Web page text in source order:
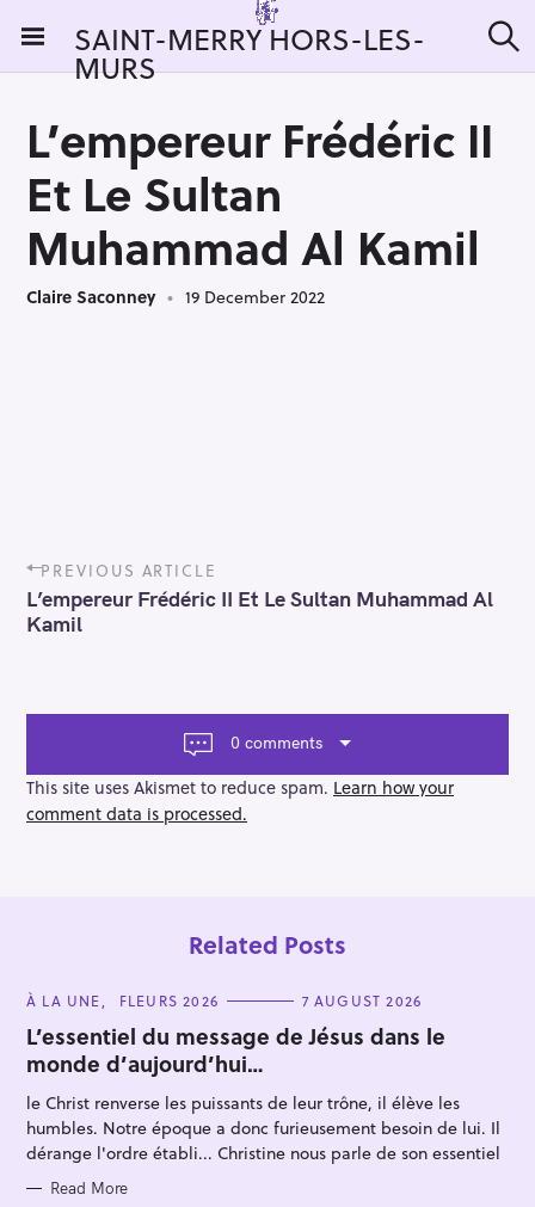
i
SAINT-MERRY HORS-LES-
MURS e
L’empereur Frédéric II
Et Le Sultan
Muhammad Al Kamil
Claire Saconney 19 December 2022
P
o
s
t
v
a
t
i
PREVIOUS ARTICLE
L’empereur Frédéric II Et Le Sultan Muhammad Al
Kamil
0 comments
This site uses Akismet to reduce spam. Learn how your
comment data is processed.
Related Posts
C
T
E
G
O
R
I
E
S
À LA UNE FLEURS 2026 7 AUGUST 2026
L’essentiel du message de Jésus dans le
monde d’aujourd’hui…
le Christ renverse les puissants de leur trône, il élève les
humbles. Notre époque a donc furieusement besoin de lui. Il
dérange l'ordre établi... Christine nous parle de son essentiel
Read More